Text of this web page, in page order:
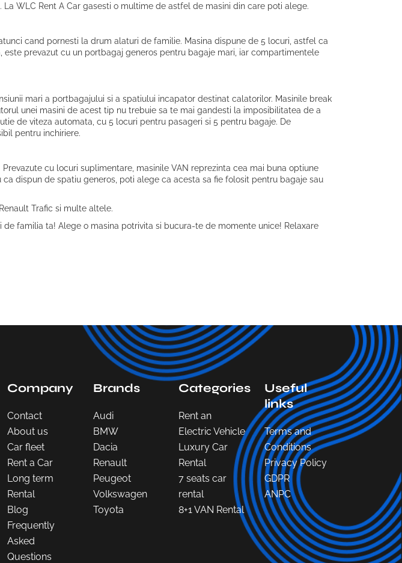
WLC Rent A Car gasesti o multime de astfel de masini din care poti alege.
cand pornesti la drum alaturi de familie. Masina dispune de 5 locuri, astfel ca
prevazut cu un portbagaj generos pentru bagaje mari, iar compartimentele
mari a portbagajului si a spatiului incapator destinat calatorilor. Masinile break
unei masini de acest tip nu trebuie sa te mai gandesti la imposibilitatea de a
de viteza automata, cu 5 locuri pentru pasageri si 5 pentru bagaje. De
pentru inchiriere.
cu locuri suplimentare, masinile VAN reprezinta cea mai buna optiune
dispun de spatiu generos, poti alege ca acesta sa fie folosit pentru bagaje sau
Trafic si multe altele.
familia ta! Alege o masina potrivita si bucura-te de momente unice! Relaxare
Company
Contact
About us
Car fleet
Rent a Car
Long term
Rental
Blog
Frequently
Asked
Questions
Brands
Audi
BMW
Dacia
Renault
Peugeot
Volkswagen
Toyota
Categories
Rent an
Electric Vehicle
Luxury Car
Rental
7 seats car
rental
8+1 VAN Rental
Useful
links
Terms and
Conditions
Privacy Policy
GDPR
ANPC